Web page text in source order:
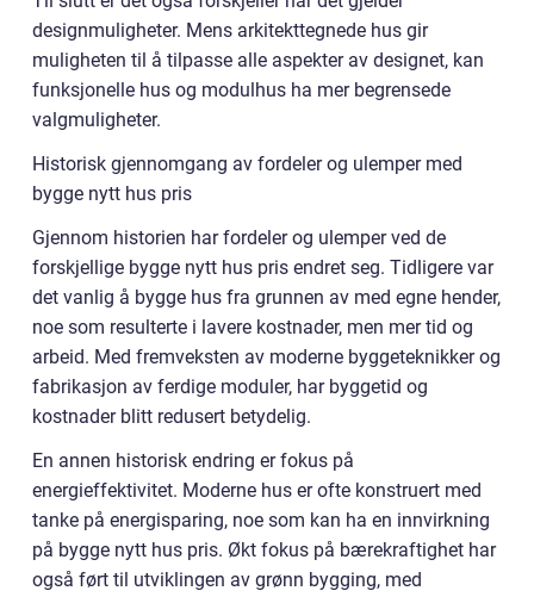
designmuligheter. Mens arkitekttegnede hus gir
muligheten til å tilpasse alle aspekter av designet, kan
funksjonelle hus og modulhus ha mer begrensede
valgmuligheter.
Historisk gjennomgang av fordeler og ulemper med
bygge nytt hus pris
Gjennom historien har fordeler og ulemper ved de
forskjellige bygge nytt hus pris endret seg. Tidligere var
det vanlig å bygge hus fra grunnen av med egne hender,
noe som resulterte i lavere kostnader, men mer tid og
arbeid. Med fremveksten av moderne byggeteknikker og
fabrikasjon av ferdige moduler, har byggetid og
kostnader blitt redusert betydelig.
En annen historisk endring er fokus på
energieffektivitet. Moderne hus er ofte konstruert med
tanke på energisparing, noe som kan ha en innvirkning
på bygge nytt hus pris. Økt fokus på bærekraftighet har
også ført til utviklingen av grønn bygging, med